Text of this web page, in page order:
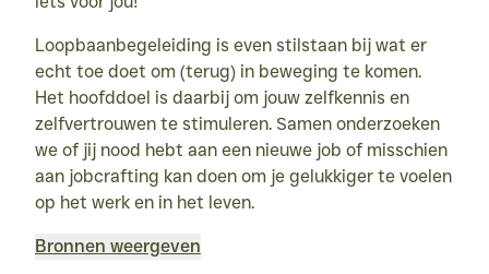
Loopbaan­begeleiding is even stilstaan bij wat er
echt toe doet om (terug) in beweging te komen.
Het hoofddoel is daarbij om jouw zelfkennis en
zelfvertrouwen te stimuleren. Samen onderzoeken
we of jij nood hebt aan een nieuwe job of misschien
aan jobcrafting kan doen om je gelukkiger te voelen
op het werk en in het leven.
Bronnen weergeven